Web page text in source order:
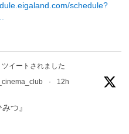
schedule?
イートされました
· 12h
つ』